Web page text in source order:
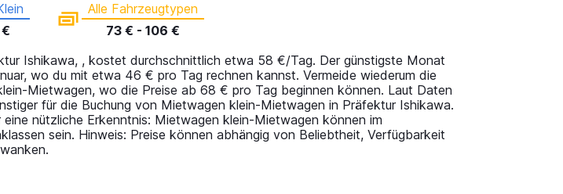
Alle Fahrzeugtypen
73 € - 106 €
Ishikawa, , kostet durchschnittlich etwa 58 €/Tag. Der günstigste Monat
wo du mit etwa 46 € pro Tag rechnen kannst. Vermeide wiederum die
Mietwagen, wo die Preise ab 68 € pro Tag beginnen können. Laut Daten
für die Buchung von Mietwagen klein-Mietwagen in Präfektur Ishikawa.
nützliche Erkenntnis: Mietwagen klein-Mietwagen können im
sein. Hinweis: Preise können abhängig von Beliebtheit, Verfügbarkeit